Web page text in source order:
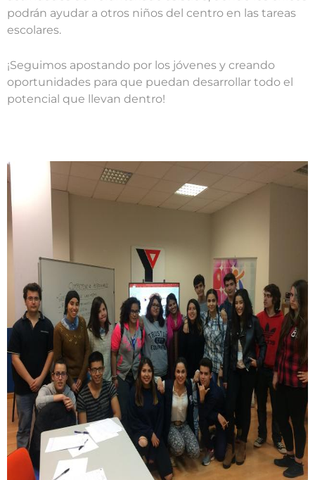
podrán ayudar a otros niños del centro en las tareas
escolares.
¡Seguimos apostando por los jóvenes y creando
oportunidades para que puedan desarrollar todo el
potencial que llevan dentro!